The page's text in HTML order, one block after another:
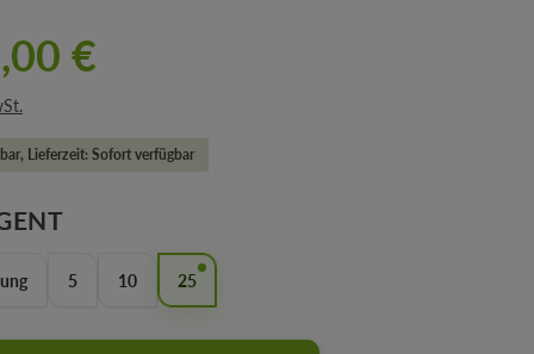
€
Lieferzeit: Sofort verfügbar
5 10 25